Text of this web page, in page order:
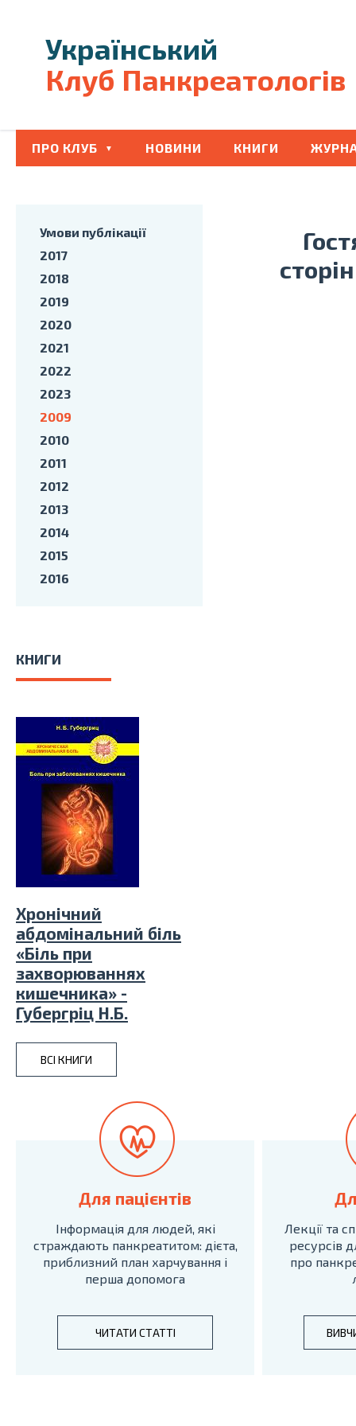
Український
Клуб Панкреатологів
ПРО КЛУБ НОВИНИ КНИГИ
Умови публікації
2017
2018
2019
2020
2021
2022
2023
2009
2010
2011
2012
2013
2014
2015
2016
КНИГИ
Хронічний
абдомінальний біль
«Біль при
захворюваннях
кишечника» -
Губергріц Н.Б.
ВСІ КНИГИ
Для пацієнтів
Інформація для людей, які
страждають панкреатитом: дієта,
приблизний план харчування і
перша допомога
ЧИТАТИ СТАТТІ
Лекції та
ресурсів
про